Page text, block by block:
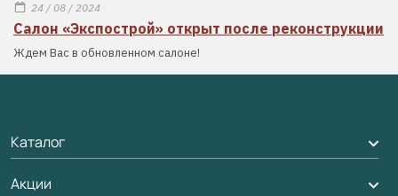
24 / 08 / 2024
Салон «Экспострой» открыт после реконструкции
Ждем Вас в обновленном салоне!
Каталог
Межкомнатные двери
Акции